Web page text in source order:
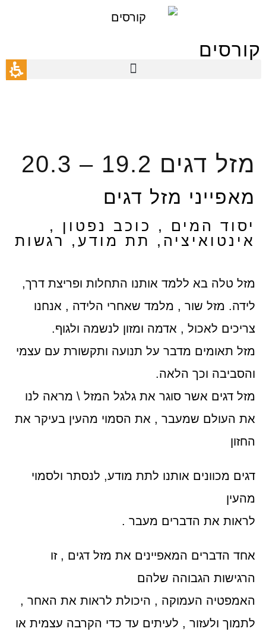
דף
תוכן
מרכזי
קורסים
מזל דגים 19.2 – 20.3
מאפייני מזל דגים
יסוד המים , כוכב נפטון ,
אינטואיציה, תת מודע, רגשות
מזל טלה בא ללמד אותנו התחלות ופריצת דרך,
לידה. מזל שור , מלמד שאחרי הלידה , אנחנו
צריכים לאכול , אדמה ומזון לנשמה ולגוף.
מזל תאומים מדבר על תנועה ותקשורת עם עצמי
והסביבה וכך הלאה.
מזל דגים אשר סוגר את גלגל המזל \ מראה לנו
את העולם שמעבר , את הסמוי מהעין בעיקר את
החזון
דגים מכוונים אותנו לתת מודע, לנסתר ולסמוי
מהעין
לראות את הדברים מעבר .
אחד הדברים המאפיינים את מזל דגים , זו
הרגישות הגבוהה שלהם
האמפטיה העמוקה , היכולת לראות את האחר ,
לתמוך ולעזור , לעיתים עד כדי הקרבה עצמית או